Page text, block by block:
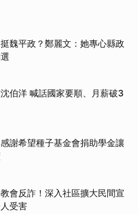
魏平政？鄭麗文：她專心縣政
伯洋 喊話國家要順、月薪破3
謝希望種子基金會捐助學金讓
會反詐！深入社區擴大民間宣
受害